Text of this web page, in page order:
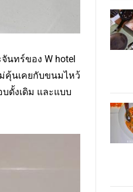
นทร์ของ W hotel
คุ้นเคยกับขนมไหว้
ดั้งเดิม และแบบ